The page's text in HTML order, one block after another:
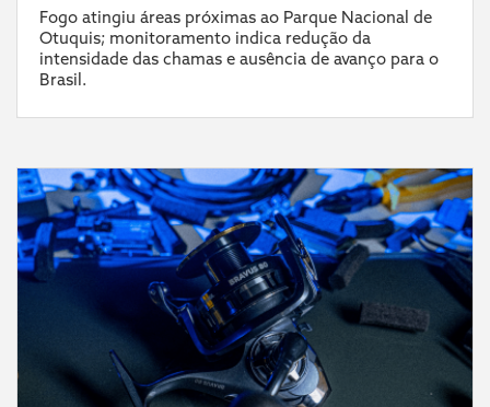
Fogo atingiu áreas próximas ao Parque Nacional de
Otuquis; monitoramento indica redução da
intensidade das chamas e ausência de avanço para o
Brasil.